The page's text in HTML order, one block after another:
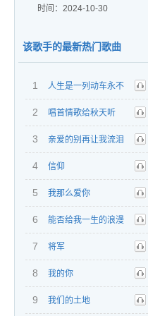
时间：2024-10-30
该歌手的最新热门歌曲
1 人生是一列动车永不
返程
听
2
唱首情歌给秋天听
听
3
亲爱的别再让我流泪
听
4
信仰
听
5
我那么爱你
听
6
能否给我一生的浪漫
听
7
将军
听
8
我的你
听
9
我们的土地
听